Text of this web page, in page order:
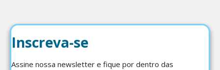
Inscreva-se
Assine nossa newsletter e fique por dentro das